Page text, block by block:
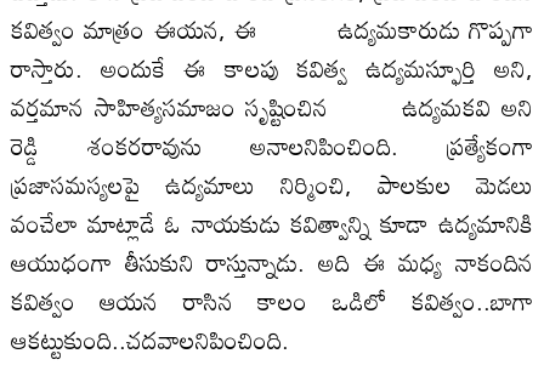
కవిత్వం మాత్రం ఈయన, ఈ ఉద్యమకారుడు గొప్పగా
రాస్తారు. అందుకే ఈ కాలపు కవిత్వ ఉద్యమస్ఫూర్తి అని,
వర్తమాన సాహిత్యసమాజం సృష్టించిన ఉద్యమకవి అని
రెడ్డి శంకరరావును అనాలనిపించింది. ప్రత్యేకంగా
ప్రజాసమస్యలపై ఉద్యమాలు నిర్మించి, పాలకుల మెడలు
వంచేలా మాట్లాడే ఓ నాయకుడు కవిత్వాన్ని కూడా ఉద్యమానికి
ఆయుధంగా తీసుకుని రాస్తున్నాడు. అది ఈ మధ్య నాకందిన
కవిత్వం ఆయన రాసిన కాలం ఒడిలో కవిత్వం..బాగా
ఆకట్టుకుంది..చదవాలనిపించింది.